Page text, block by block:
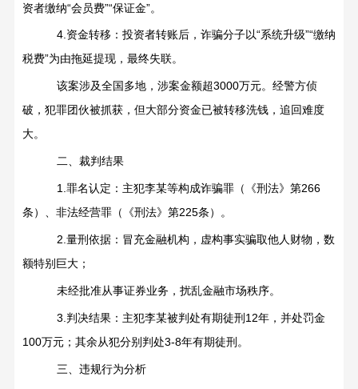
资者缴纳“会员费”“保证金”。
4.资金转移：投资者转账后，诈骗分子以“系统升级”“缴纳
税费”为由拖延提现，最终失联。
该案涉及全国多地，涉案金额超3000万元。经警方侦
破，犯罪团伙被抓获，但大部分资金已被转移洗钱，追回难度
大。
二、裁判结果
1. 罪名认定：主犯李某等构成诈骗罪（《刑法》第266
条）、非法经营罪（《刑法》第225条）。
2. 量刑依据：冒充金融机构，虚构事实骗取他人财物，数
额特别巨大；
未经批准从事证券业务，扰乱金融市场秩序。
3. 判决结果：主犯李某被判处有期徒刑 12年，并处罚金
100万元；其余从犯分别判处3-8年有期徒刑。
三、违规行为分析